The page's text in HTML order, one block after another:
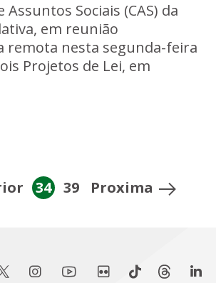
Assuntos Sociais (CAS) da
em reunião
remota nesta segunda-feira
Projetos de Lei, em
34 39 Proxima